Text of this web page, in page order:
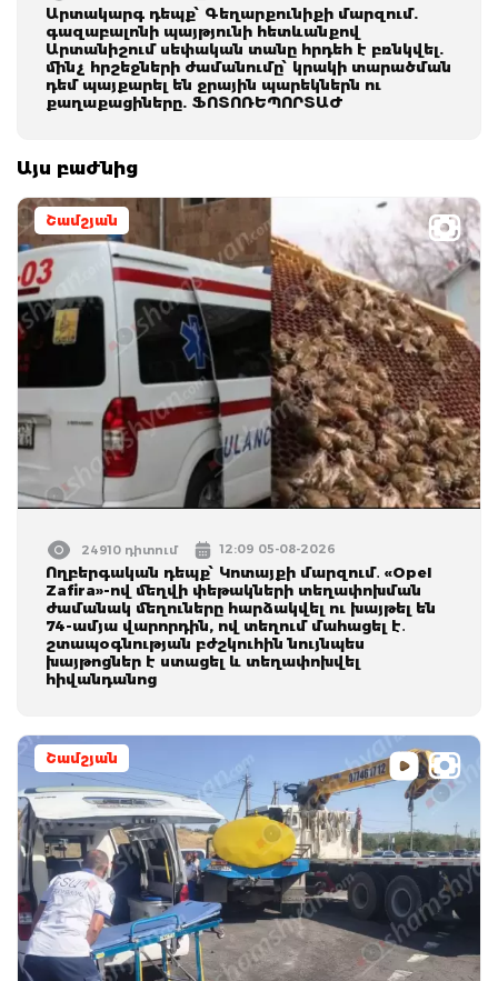
Արտակարգ դեպք՝ Գեղարքունիքի մարզում.
գազաբալոնի պայթյունի հետևանքով
Արտանիշում սեփական տանը հրդեհ է բռնկվել.
մինչ հրշեջների ժամանումը՝ կրակի տարածման
դեմ պայքարել են ջրային պարեկներն ու
քաղաքացիները. ՖՈՏՈՌԵՊՈՐՏԱԺ
Այս բաժնից
Շամշյան
24910 դիտում 12:09 05-08-2026
Ողբերգական դեպք՝ Կոտայքի մարզում․ «Opel
Zafira»-ով մեղվի փեթակների տեղափոխման
ժամանակ մեղուները հարձակվել ու խայթել են
74-ամյա վարորդին, ով տեղում մահացել է․
շտապօգնության բժշկուհին նույնպես
խայթոցներ է ստացել և տեղափոխվել
հիվանդանոց
Շամշյան